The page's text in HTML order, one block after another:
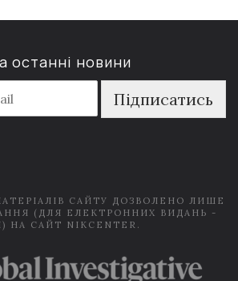
останні новини
Підписатись
САЙТУ ДОЗВОЛЕНО ЛИШЕ
(ДЛЯ ЕЛЕКТРОННИХ ВИДАНЬ -
НА САЙТ NIKCENTER.